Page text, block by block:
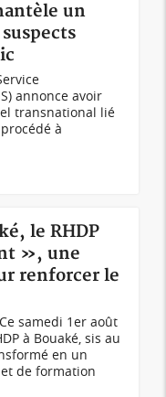
un
annonce avoir
transnational lié
à
le RHDP
», une
renforcer le
samedi 1er août
à Bouaké, sis au
en un
et de formation